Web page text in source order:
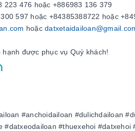
223 476 hoặc +886983 136 379
597 hoặc +84385388722 hoặc
hoặc
được phục vụ Quý khách!
#anchoidailoan #dulichdailoan
#datxeodailoan #thuexehoi #datxehoi